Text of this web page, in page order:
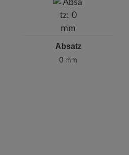
Absatz
0 mm